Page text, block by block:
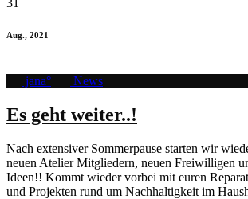
Aug., 2021
jana° News
Es geht weiter..!
Nach extensiver Sommerpause starten wir
neuen Atelier Mitgliedern, neuen Freiwilligen
Ideen!! Kommt wieder vorbei mit euren
und Projekten rund um Nachhaltigkeit im